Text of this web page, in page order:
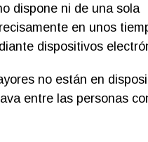
dispone ni de una sola
en unos
dispositivos
no están en
entre las personas